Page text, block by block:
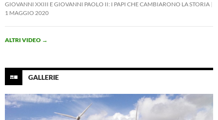
GIOVANNI XXIII E GIOVANNI PAOLO II: I PAPI CHE CAMBIARONO LA STORIA
1 MAGGIO 2020
ALTRI VIDEO →
GALLERIE